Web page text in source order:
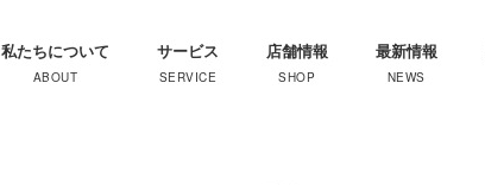
私たちについて サービス 店舗情報 最新情報